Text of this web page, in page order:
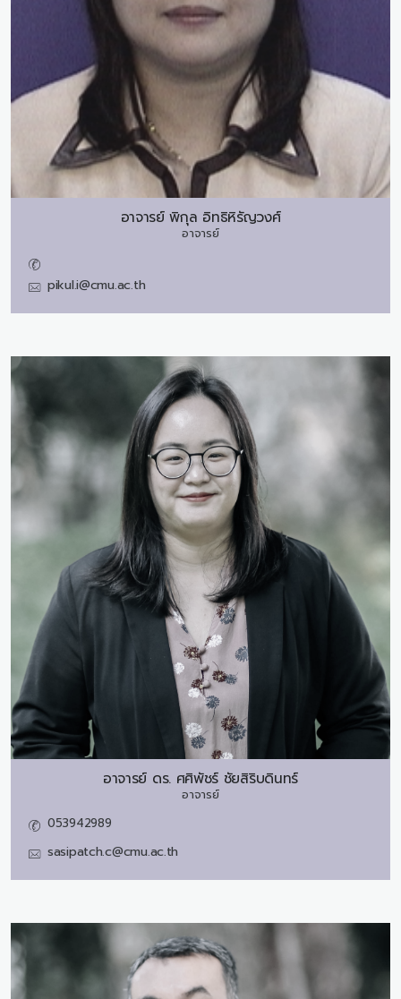
อาจารย์ พิกุล อิทธิหิรัญวงศ์
อาจารย์
pikul.i@cmu.ac.th
อาจารย์ ดร. ศศิพัชร์ ชัยสิริบดินทร์
อาจารย์
053942989
sasipatch.c@cmu.ac.th